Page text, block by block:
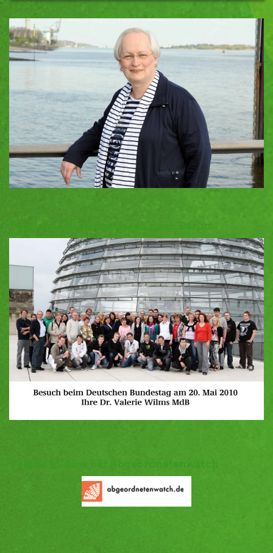
Politische Bildungsreisen nach Berlin
Valerie Wilms bei Abgeordnetenwatch